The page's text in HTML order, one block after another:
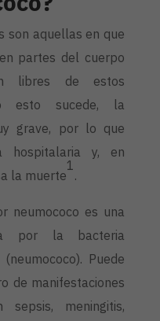
son aquellas en que
partes del cuerpo
libres de estos
esto sucede, la
grave, por lo que
hospitalaria y, en
la muerte
1
.
neumococo es una
por la bacteria
(neumococo). Puede
de manifestaciones
sepsis, meningitis,